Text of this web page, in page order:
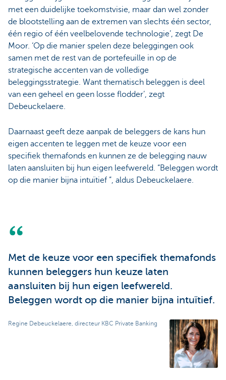
met een duidelijke toekomstvisie, maar dan wel zonder
de blootstelling aan de extremen van slechts één sector,
één regio of één veelbelovende technologie’, zegt De
Moor. ‘Op die manier spelen deze beleggingen ook
samen met de rest van de portefeuille in op de
strategische accenten van de volledige
beleggingsstrategie. Want thematisch beleggen is deel
van een geheel en geen losse flodder’, zegt
Debeuckelaere.
Daarnaast geeft deze aanpak de beleggers de kans hun
eigen accenten te leggen met de keuze voor een
specifiek themafonds en kunnen ze de belegging nauw
laten aansluiten bij hun eigen leefwereld. “Beleggen wordt
op die manier bijna intuïtief ”, aldus Debeuckelaere.
Met de keuze voor een specifiek themafonds
kunnen beleggers hun keuze laten
aansluiten bij hun eigen leefwereld.
Beleggen wordt op die manier bijna intuïtief.
Regine Debeuckelaere, directeur KBC Private Banking